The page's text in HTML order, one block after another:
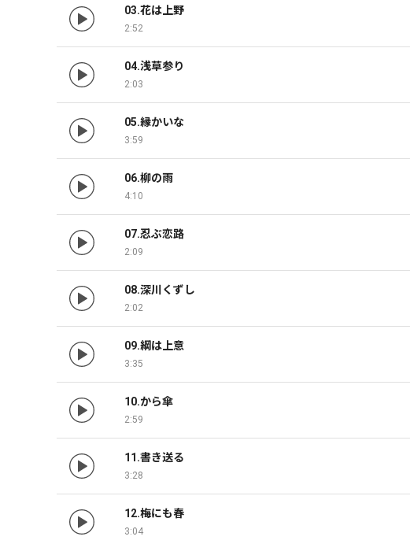
03.花は上野
2:52
04.浅草参り
2:03
05.縁かいな
3:59
06.柳の雨
4:10
07.忍ぶ恋路
2:09
08.深川くずし
2:02
09.綱は上意
3:35
10.から傘
2:59
11.書き送る
3:28
12.梅にも春
3:04